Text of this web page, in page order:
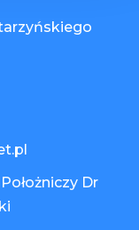
Dr